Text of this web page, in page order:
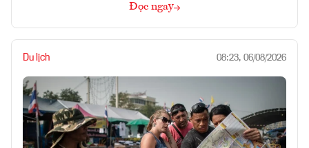
Đọc ngay
Du lịch 08:23, 06/08/2026